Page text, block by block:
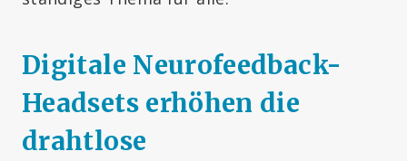
Digitale Neurofeedback-
Headsets erhöhen die
drahtlose